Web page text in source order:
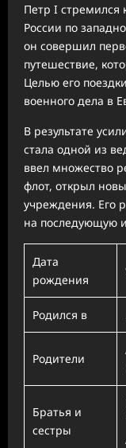
Петр I стремился
России по
он совершил
путешествие,
Целью его
военного дела в
В результате
стала одной из
ввел множество
флот, открыл
учреждения. Его
на последующую
Дата
рождения
Родился в
Родители
Братья и
сестры